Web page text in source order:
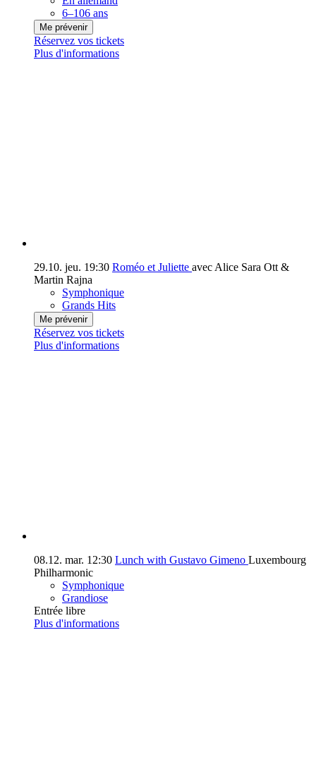
6–106 ans
Me prévenir
Réservez vos tickets
Plus d'informations
29.10. jeu. 19:30 Roméo et Juliette avec Alice Sara Ott &
Martin Rajna
Symphonique
Grands Hits
Me prévenir
Réservez vos tickets
Plus d'informations
08.12. mar. 12:30 Lunch with Gustavo Gimeno Luxembourg
Philharmonic
Symphonique
Grandiose
Entrée libre
Plus d'informations